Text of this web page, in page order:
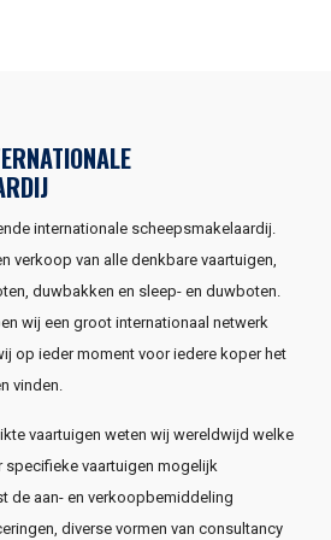
internationale scheepsmakelaardij.
verkoop van alle denkbare vaartuigen,
duwbakken en sleep- en duwboten.
wij een groot internationaal netwerk
op ieder moment voor iedere koper het
vinden.
vaartuigen weten wij wereldwijd welke
vaartuigen mogelijk
de aan- en verkoopbemiddeling
diverse vormen van consultancy